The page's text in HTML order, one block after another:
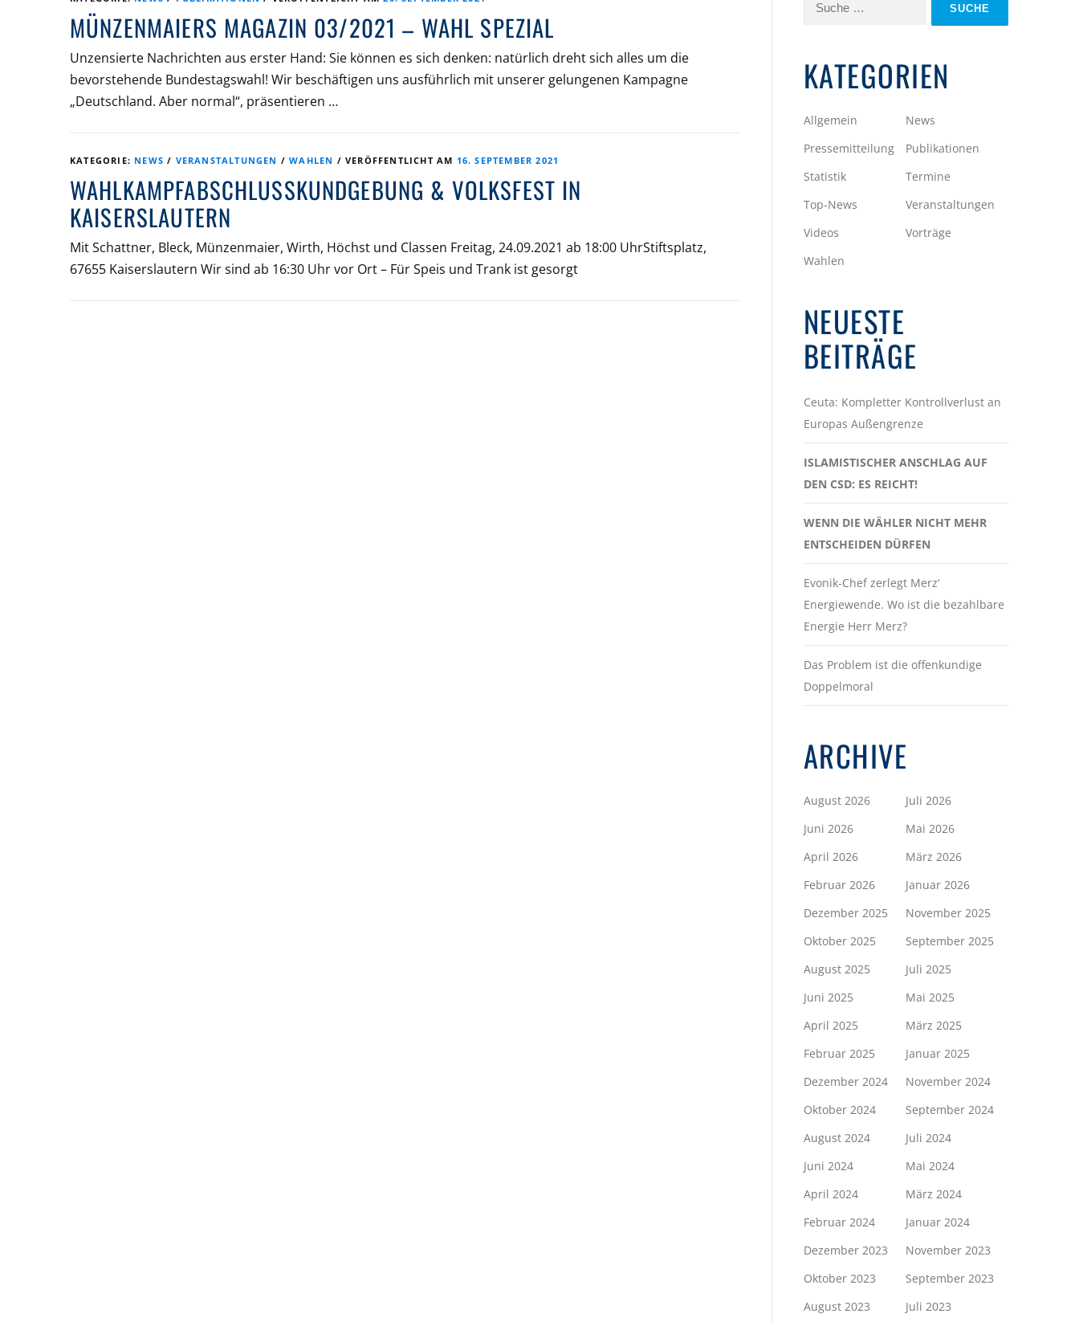
MÜNZENMAIERS MAGAZIN 03/2021 – WAHL SPEZIAL
Unzensierte Nachrichten aus erster Hand: Sie können es sich denken: natürlich dreht sich alles um die
bevorstehende Bundestagswahl! Wir beschäftigen uns ausführlich mit unserer gelungenen Kampagne
„Deutschland. Aber normal“, präsentieren …
KATEGORIE: NEWS / VERANSTALTUNGEN /WAHLEN /VERÖFFENTLICHT AM 16. SEPTEMBER 2021
WAHLKAMPFABSCHLUSSKUNDGEBUNG & VOLKSFEST IN
KAISERSLAUTERN
Mit Schattner, Bleck, Münzenmaier, Wirth, Höchst und Classen Freitag, 24.09.2021 ab 18:00 UhrStiftsplatz,
67655 Kaiserslautern Wir sind ab 16:30 Uhr vor Ort – Für Speis und Trank ist gesorgt
KATEGORIEN
Allgemein
News
Pressemitteilung
Publikationen
Statistik
Termine
Top-News
Veranstaltungen
Videos
Vorträge
Wahlen
NEUESTE
BEITRÄGE
Ceuta: Kompletter Kontrollverlust an
Europas Außengrenze
ISLAMISTISCHER ANSCHLAG AUF
DEN CSD: ES REICHT!
WENN DIE WÄHLER NICHT MEHR
ENTSCHEIDEN DÜRFEN
Evonik-Chef zerlegt Merz‘
Energiewende. Wo ist die bezahlbare
Energie Herr Merz?
Das Problem ist die offenkundige
Doppelmoral
ARCHIVE
August 2026
Juli 2026
Juni 2026
Mai 2026
April 2026
März 2026
Februar 2026
Januar 2026
Dezember 2025
November 2025
Oktober 2025
September 2025
August 2025
Juli 2025
Juni 2025
Mai 2025
April 2025
März 2025
Februar 2025
Januar 2025
Dezember 2024
November 2024
Oktober 2024
September 2024
August 2024
Juli 2024
Juni 2024
Mai 2024
April 2024
März 2024
Februar 2024
Januar 2024
Dezember 2023
November 2023
Oktober 2023
September 2023
August 2023
Juli 2023